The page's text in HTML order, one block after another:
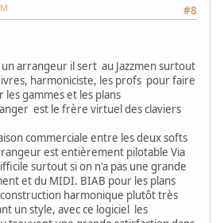
#8
un arrangeur il sert au Jazzmen surtout
harmoniciste, les profs pour faire
gammes et les plans
est le frère virtuel des claviers
commerciale entre les deux softs
est entièrement pilotable Via
surtout si on n'a pas une grande
et du MIDI. BIAB pour les plans
harmonique plutôt très
un style, avec ce logiciel les